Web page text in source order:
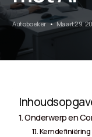
Autoboeker Maart 29,
Onderwerp en
Kerndefiniëring